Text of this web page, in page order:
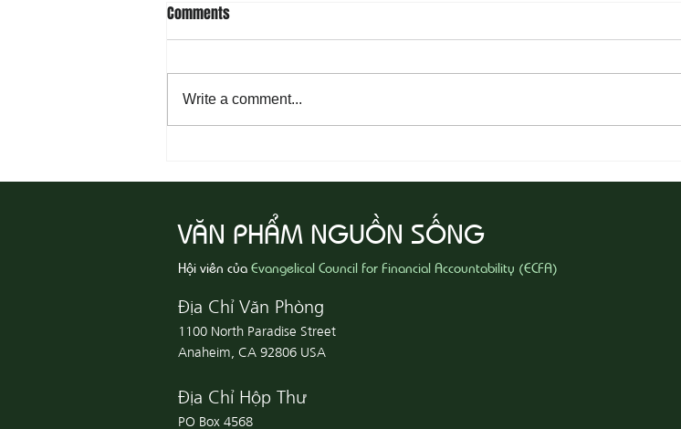
Ác
Comments
Write a comment...
VĂN PHẨM NGUỒN SỐNG
Hội viên củaEvangelical Council for Financial Accountability (ECFA)
Địa Chỉ Văn Phòng
1100 North Paradise Street
Anaheim, CA 92806 USA
Địa Chỉ Hộp Thư
PO Box 4568